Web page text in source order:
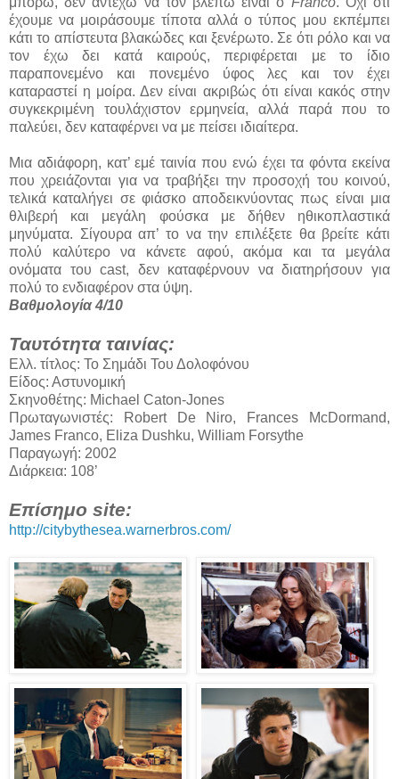
έχουμε να μοιράσουμε τίποτα αλλά ο τύπος μου εκπέμπει
κάτι το απίστευτα βλακώδες και ξενέρωτο. Σε ότι ρόλο και να
τον έχω δει κατά καιρούς, περιφέρεται με το ίδιο
παραπονεμένο και πονεμένο ύφος λες και τον έχει
καταραστεί η μοίρα. Δεν είναι ακριβώς ότι είναι κακός στην
συγκεκριμένη τουλάχιστον ερμηνεία, αλλά παρά που το
παλεύει, δεν καταφέρνει να με πείσει ιδιαίτερα.
Μια αδιάφορη, κατ’ εμέ ταινία που ενώ έχει τα φόντα εκείνα
που χρειάζονται για να τραβήξει την προσοχή του κοινού,
τελικά καταλήγει σε φιάσκο αποδεικνύοντας πως είναι μια
θλιβερή και μεγάλη φούσκα με δήθεν ηθικοπλαστικά
μηνύματα. Σίγουρα απ’ το να την επιλέξετε θα βρείτε κάτι
πολύ καλύτερο να κάνετε αφού, ακόμα και τα μεγάλα
ονόματα του cast, δεν καταφέρνουν να διατηρήσουν για
πολύ το ενδιαφέρον στα ύψη.
Βαθμολογία 4/10
Ταυτότητα ταινίας:
Ελλ. τίτλος: Το Σημάδι Του Δολοφόνου
Είδος: Αστυνομική
Σκηνοθέτης: Michael Caton-Jones
Πρωταγωνιστές: Robert De Niro, Frances McDormand,
James Franco, Eliza Dushku, William Forsythe
Παραγωγή: 2002
Διάρκεια: 108’
Επίσημο site:
http://citybythesea.warnerbros.com/